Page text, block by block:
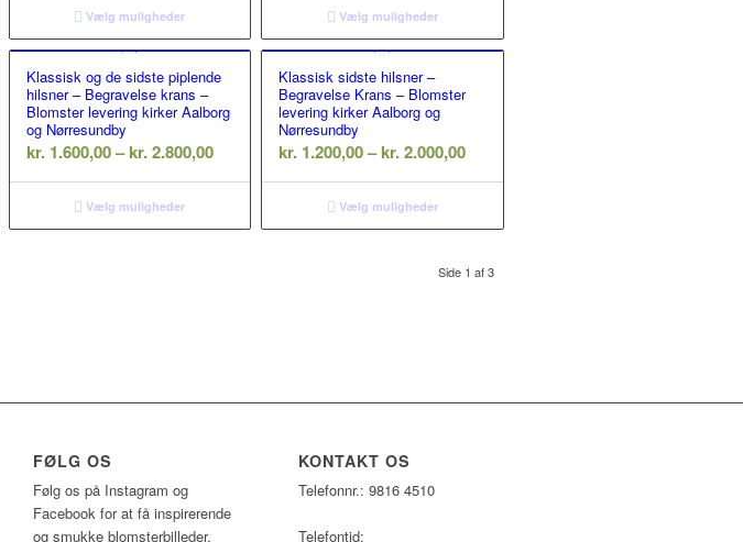
kr. 2.200,00
Vælg muligheder
kr. 2.800,00
Vælg muligheder
Klassisk og de sidste piplende
hilsner – Begravelse krans –
Blomster levering kirker Aalborg
og Nørresundby
kr.1.600,00– kr.2.800,00Prisinterval:
kr. 1.600,00
kr. 2.800,00
Vælg muligheder
Klassisk sidste hilsner –
Begravelse Krans – Blomster
levering kirker Aalborg og
Nørresundby
kr. 1.200,00– kr.2.000,00Prisinterval:
kr. 1.200,00
kr. 2.000,00
Vælg muligheder
Side 1 af 3
FØLG OS
Følg os på Instagram og
Facebook for at få inspirerende
og smukke blomsterbilleder.
KONTAKT OS
Telefonnr.: 9816 4510
Telefontid: